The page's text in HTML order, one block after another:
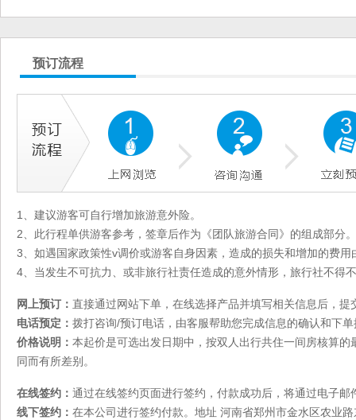
预订流程
1、建议游客可自行增加旅游意外险。
2、此行程单供游客参考，签章后作为《团队旅游合同》的组成部分。
3、如遇国家政策性v调价或游客自身因素，造成的损失和增加的费用
4、当发生不可抗力、或非旅行社责任造成的意外情形，旅行社不得
网上预订： 直接通过网站下单，在线选择产品并填写相关信息后，提
电话预定： 拨打咨询/预订电话，由客服帮助您完成信息的确认和下
价格说明： 本起价是可选出发日期中，按双人出行共住一间房核算
同而有所差别。
在线签约： 通过在线签约页面进行签约，付款成功后，将通过电子
线下签约： 在本公司进行签约付款。地址 河南省郑州市金水区农业